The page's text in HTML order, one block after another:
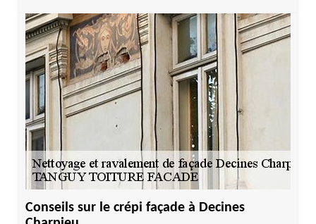
Conseils sur le crépi façade à Decines